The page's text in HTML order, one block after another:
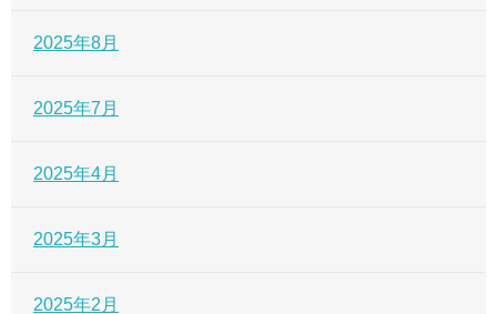
2025年8月
2025年7月
2025年4月
2025年3月
2025年2月